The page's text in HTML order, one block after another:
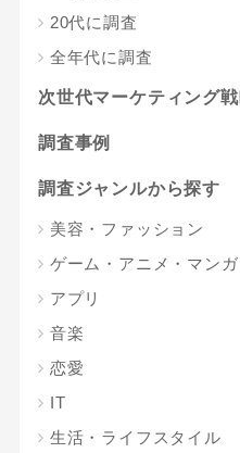
20代に調査
全年代に調査
次世代マーケティング
調査事例
調査ジャンルから探す
美容・ファッション
ゲーム・アニメ・マンガ
アプリ
音楽
恋愛
IT
生活・ライフスタイル